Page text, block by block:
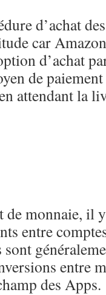
d’achat
car
d’achat
de
attendant la
monnaie, il
entre
entre
des Apps.